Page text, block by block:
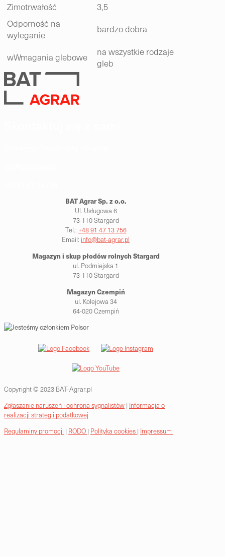
Zimotrwałość
3,5
Odporność na
wyleganie
bardzo dobra
wWmagania glebowe
na wszystkie rodzaje
gleb
BAT Agrar Sp. z o.o.
Ul. Usługowa 6
73-110 Stargard
Tel.: +48 91 47 13 756
Email: info@bat-agrar.pl
Magazyn i skup płodów rolnychStargard
ul. Podmiejska 1
73-110 Stargard
Magazyn Czempiń
ul. Kolejowa 34
64-020 Czempiń
Copyright © 2023 BAT-Agrar.pl
Zgłaszanie naruszeń i ochrona sygnalistów | Informacja o
realizacji strategii podatkowej
Regulaminy promocji | RODO | Polityka cookies | Impressum